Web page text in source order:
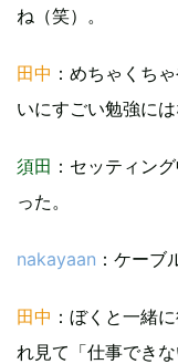
ね（笑）。
田中 ：めちゃくち
いにすごい勉強には
須田 ：セッティン
った。
nakayaan ：ケーブ
田中 ：ぼくと一緒
れ見て「仕事でき